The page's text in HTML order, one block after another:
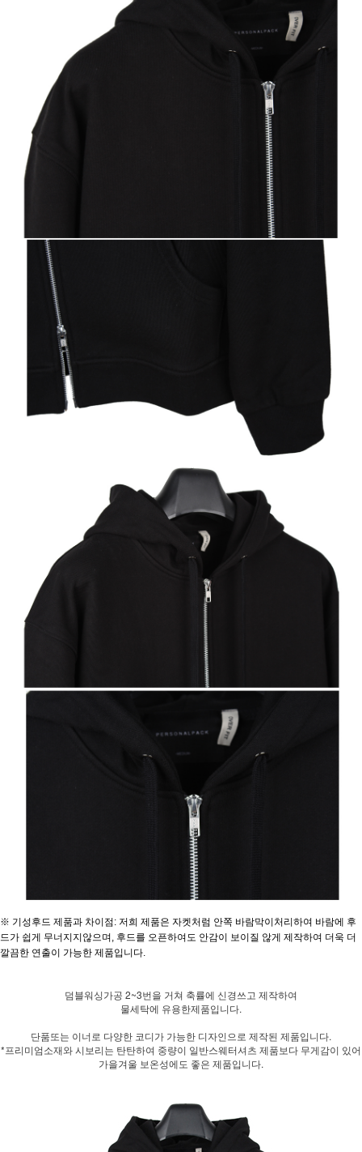
※ 기성후드 제품과 차이점: 저희 제품은 자켓처럼 안쪽 바람막이처리하여 바람에 후
드가 쉽게 무너지지않으며, 후드를 오픈하여도 안감이 보이질 않게 제작하여 더욱 더
깔끔한 연출이 가능한 제품입니다.
덤블워싱가공 2~3번을 거쳐 축률에 신경쓰고 제작하여
물세탁에 유용한제품입니다.
단품또는 이너로 다양한 코디가 가능한 디자인으로 제작된 제품입니다.
*프리미엄소재와 시보리는 탄탄하여 중량이 일반스웨터셔츠 제품보다 무게감이 있어
가을겨울 보온성에도 좋은 제품입니다.